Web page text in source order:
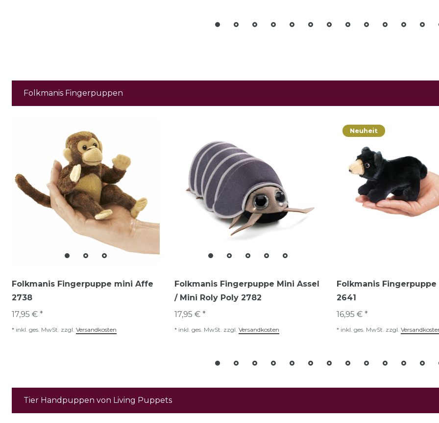
Folkmanis Fingerpuppen
Folkmanis Fingerpuppe mini Affe
2738
17,95 € *
* inkl. ges. MwSt. zzgl. Versandkosten
Folkmanis Fingerpuppe Mini Assel
/ Mini Roly Poly 2782
17,95 € *
* inkl. ges. MwSt. zzgl. Versandkosten
Neuheit
Folkmanis Fingerpuppe
2641
16,95 € *
* inkl. ges. MwSt. zzgl.
Tier Handpuppen von Living Puppets